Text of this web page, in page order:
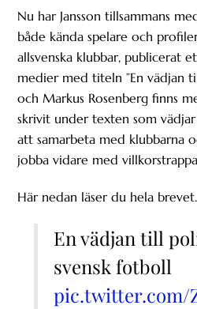
Nu har Jansson tillsammans
både kända spelare och
allsvenska klubbar, publicerat
medier med titeln ”En vädjan
och Markus Rosenberg finns
skrivit under texten som
att samarbeta med klubbarna
jobba vidare med
Här nedan läser du hela brevet.
En vädjan till
svensk fotboll
pic.twitter.com/